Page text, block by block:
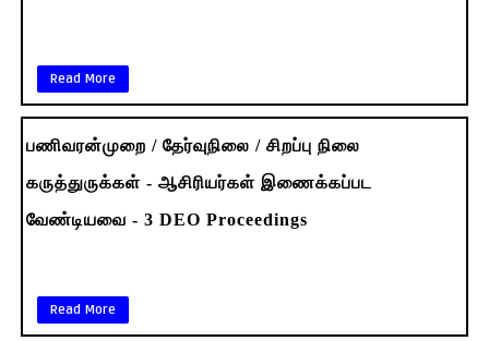
Read More
பணிவரன்முறை / தேர்வுநிலை / சிறப்பு நிலை
கருத்துருக்கள் - ஆசிரியர்கள் இணைக்கப்பட
வேண்டியவை - 3 DEO Proceedings
Read More